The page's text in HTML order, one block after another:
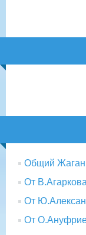
Общий
От В.Агаркова
От
От